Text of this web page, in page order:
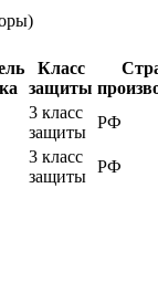
Класс
защиты
3 класс
защиты
РФ
3 класс
защиты
РФ